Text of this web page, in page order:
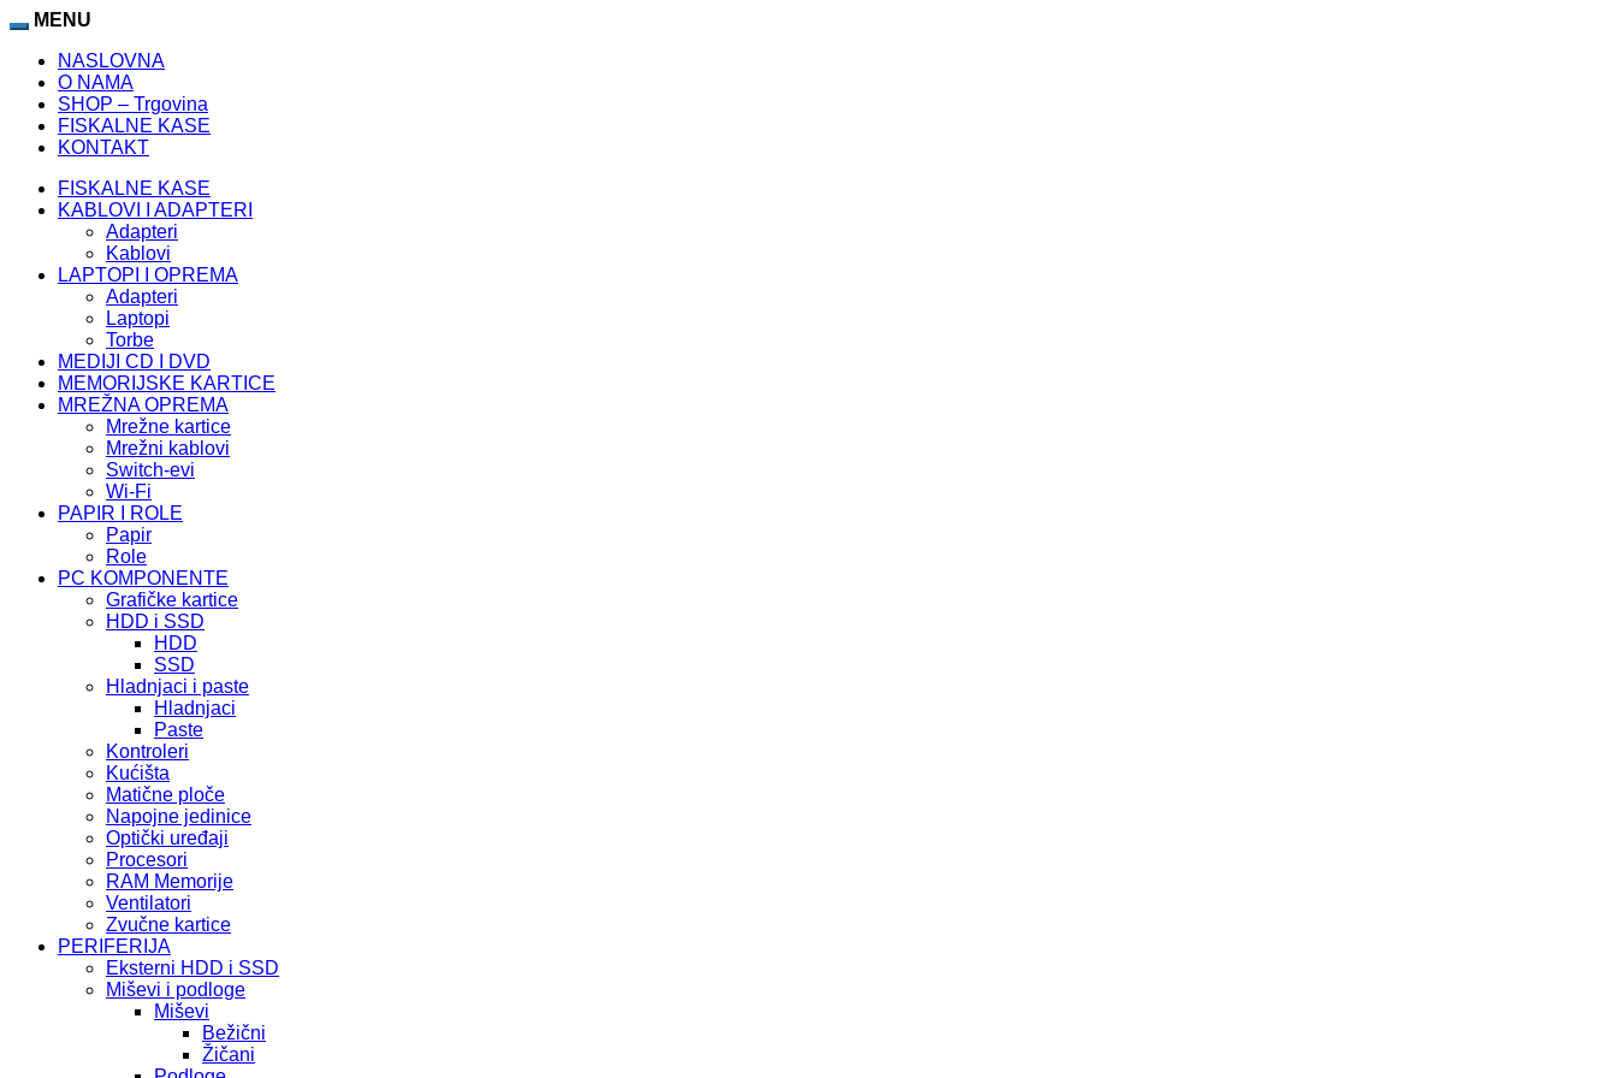
MENU
NASLOVNA
O NAMA
SHOP – Trgovina
FISKALNE KASE
KONTAKT
FISKALNE KASE
KABLOVI I ADAPTERI
Adapteri
Kablovi
LAPTOPI I OPREMA
Adapteri
Laptopi
Torbe
MEDIJI CD I DVD
MEMORIJSKE KARTICE
MREŽNA OPREMA
Mrežne kartice
Mrežni kablovi
Switch-evi
Wi-Fi
PAPIR I ROLE
Papir
Role
PC KOMPONENTE
Grafičke kartice
HDD i SSD
HDD
SSD
Hladnjaci i paste
Hladnjaci
Paste
Kontroleri
Kućišta
Matične ploče
Napojne jedinice
Optički uređaji
Procesori
RAM Memorije
Ventilatori
Zvučne kartice
PERIFERIJA
Eksterni HDD i SSD
Miševi i podloge
Miševi
Bežični
Žičani